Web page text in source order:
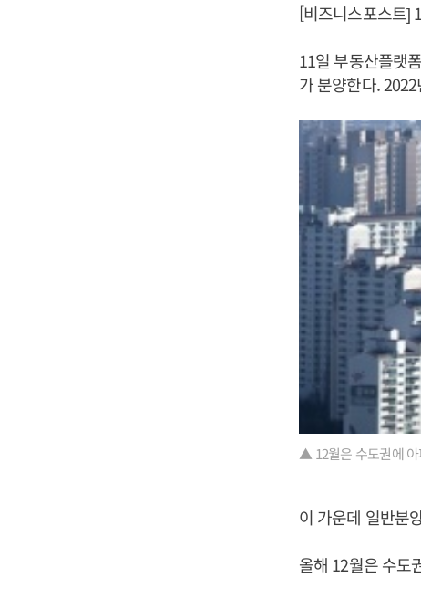
[비즈니스포스트]
11일 부동산플랫
가 분양한다.
▲ 12월은 수도권에 아
이 가운데 일반분
올해 12월은 수도